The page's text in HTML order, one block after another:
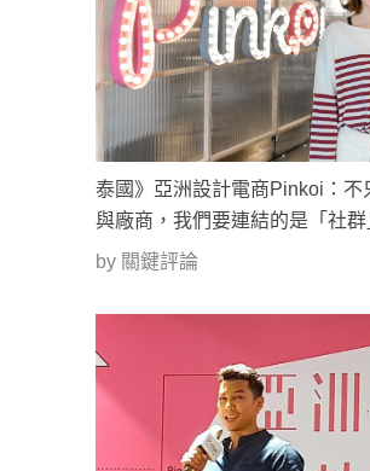
泰國》亞洲設計電商Pinkoi：不
與廠商，我們要連結的是「社群
by 關鍵評論